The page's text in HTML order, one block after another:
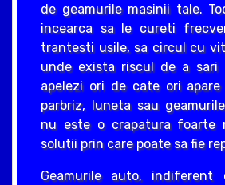
de geamurile masinii tale.
incearca sa le cureti
trantesti usile, sa circul cu
unde exista riscul de a sari
apelezi ori de cate ori
parbriz, luneta sau
nu este o crapatura foarte
solutii prin care poate sa fie
Geamurile auto, indiferent